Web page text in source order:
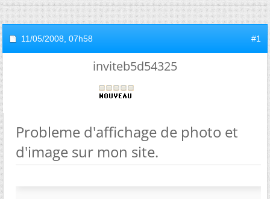
11/05/2008, 07h58 #1
inviteb5d54325
Probleme d'affichage de photo et
d'image sur mon site.